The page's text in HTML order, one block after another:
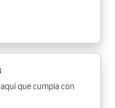
que cumpla con